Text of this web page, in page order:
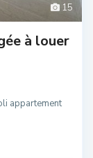
15
à louer
appartement